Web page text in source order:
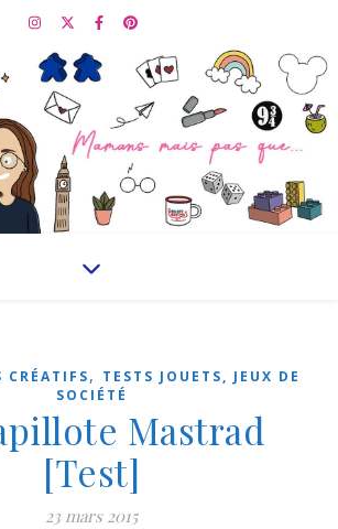
CRÉATIFS, TESTS JOUETS, JEUX DE
SOCIÉTÉ
Mastrad
[Test]
23 mars 2015